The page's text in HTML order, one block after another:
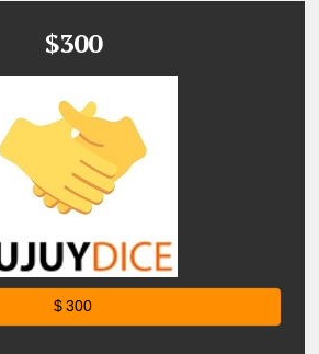
$300
$ 300